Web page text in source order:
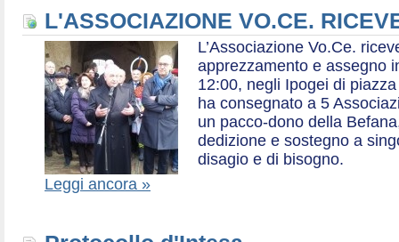
L'ASSOCIAZIONE VO.CE.
L’Associazione Vo.Ce.
apprezzamento e assegno
12:00, negli Ipogei di
ha consegnato a 5
un pacco-dono della
dedizione e sostegno a
disagio e di bisogno.
Leggi ancora »